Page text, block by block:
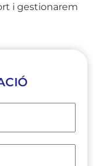
i gestionarem